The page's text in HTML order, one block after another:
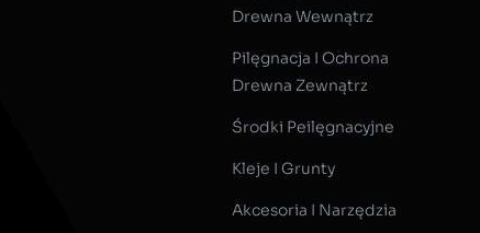
Drewna Wewnątrz
Pilęgnacja I Ochrona
Drewna Zewnątrz
Środki Peilęgnacyjne
Kleje I Grunty
Akcesoria I Narzędzia